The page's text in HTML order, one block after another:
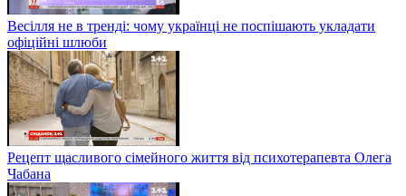
Весілля не в тренді: чому українці не поспішають укладати
офіційні шлюби
Рецепт щасливого сімейного життя від психотерапевта Олега
Чабана